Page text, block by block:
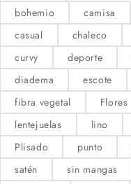
bohemio
camisa
casual
chaleco
curvy
deporte
diadema
escote
fibra vegetal
Flores
lentejuelas
lino
Plisado
punto
satén
sin mangas